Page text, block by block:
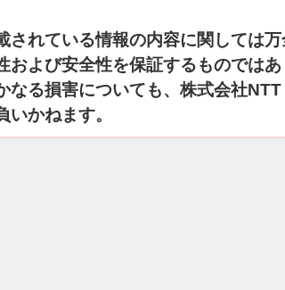
されている情報の内容に関しては万
および安全性を保証するものでは
なる損害についても、株式会社
かねます。